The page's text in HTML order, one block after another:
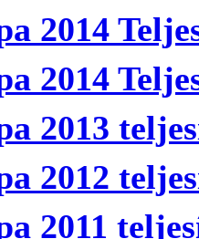
2014
2014
2013
2012
2011